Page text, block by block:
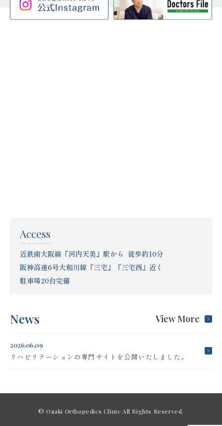
Access
近鉄南大阪線『河内天美』駅から 徒歩約10分
阪神高速6号大和川線『三宅』『三宅西』近く
駐車場20台完備
News View More
2026.06.09
リハビリテーションの専門サイトを公開いたしました。
© Ozaki Orthopedics Clinic All Rights Reserved.